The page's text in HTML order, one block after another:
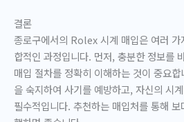
결론
종로구에서의 Rolex 시계 매입은 여러
합적인 과정입니다. 먼저, 충분한 정보를
매입 절차를 정확히 이해하는 것이 중요
을 숙지하여 사기를 예방하고, 자신의 시
필수적입니다. 추천하는 매입처를 통해